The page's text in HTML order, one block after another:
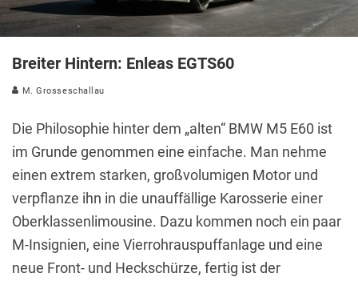
Breiter Hintern: Enleas EGTS60
M. Grosseschallau
Die Philosophie hinter dem „alten“ BMW M5 E60 ist
im Grunde genommen eine einfache. Man nehme
einen extrem starken, großvolumigen Motor und
verpflanze ihn in die unauffällige Karosserie einer
Oberklassenlimousine. Dazu kommen noch ein paar
M-Insignien, eine Vierrohrauspuffanlage und eine
neue Front- und Heckschürze, fertig ist der